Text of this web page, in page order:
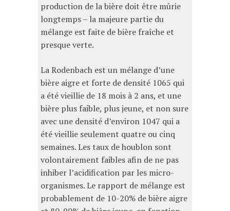
production de la bière doit être mûrie
longtemps – la majeure partie du
mélange est faite de bière fraîche et
presque verte.
La Rodenbach est un mélange d’une
bière aigre et forte de densité 1065 qui
a été vieillie de 18 mois à 2 ans, et une
bière plus faible, plus jeune, et non sure
avec une densité d’environ 1047 qui a
été vieillie seulement quatre ou cinq
semaines. Les taux de houblon sont
volontairement faibles afin de ne pas
inhiber l’acidification par les micro-
organismes. Le rapport de mélange est
probablement de 10-20% de bière aigre